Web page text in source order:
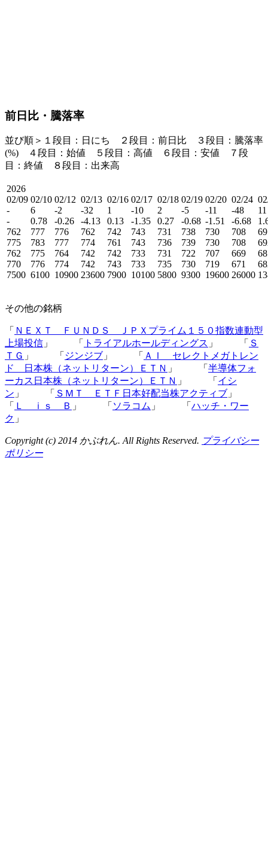
前日比・騰落率
並び順＞１段目：日にち ２段目： 前日比 ３段目： 騰落率
(%) ４段目：始値 ５段目：高値 ６段目：安値 ７段
目：終値 ８段目：出来高
2026
02/09
-
-
762
775
762
770
7500
02/10
6
0.78
777
783
775
776
6100
02/12
-2
-0.26
776
777
764
774
10900
02/13
-32
-4.13
762
774
742
742
23600
02/16
1
0.13
742
761
742
743
7900
02/17
-10
-1.35
743
743
733
733
10100
02/18
2
0.27
731
736
731
735
5800
02/19
-5
-0.68
738
739
722
730
9300
02/20
-11
-1.51
730
730
707
719
19600
02/24
-48
-6.68
708
708
669
671
26000
11
その他の銘柄
「 ＮＥＸＴ ＦＵＮＤＳ ＪＰＸプライム１５０指数連動型
上場投信 」 「 トライアルホールディングス 」 「 Ｓ
ＴＧ 」 「 ジンジブ 」 「 ＡＩ セレクトメガトレン
ド 日本株（ネットリターン）ＥＴＮ 」 「 半導体フォ
ーカス日本株（ネットリターン）ＥＴＮ 」 「 イシ
ン 」 「 ＳＭＴ ＥＴＦ日本好配当株アクティブ 」
「 Ｌ ｉｓ Ｂ 」 「 ソラコム 」 「 ハッチ・ワー
ク 」
Copyright (c) 2014 かぶれん. All Rights Reserved. プライバシー
ポリシー